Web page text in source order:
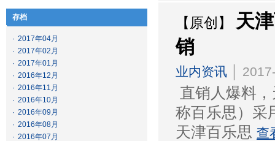
存档
· 2017年04月
· 2017年02月
· 2017年01月
· 2016年12月
· 2016年11月
· 2016年10月
· 2016年09月
· 2016年08月
· 2016年07月
【原创】
天
销
业内资讯 │
直销人爆料
称百乐思）
天津百乐思 查